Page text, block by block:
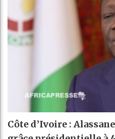
Côte d’Ivoire :